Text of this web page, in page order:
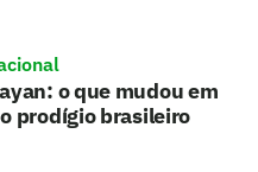
o que mudou em
prodígio brasileiro